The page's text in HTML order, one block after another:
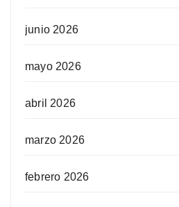
junio 2026
mayo 2026
abril 2026
marzo 2026
febrero 2026